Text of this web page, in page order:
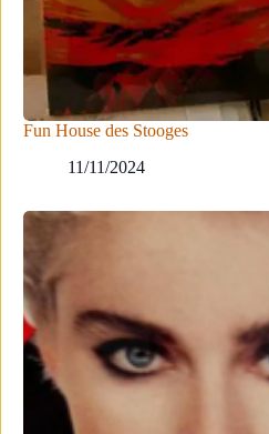
Fun House des Stooges
11/11/2024